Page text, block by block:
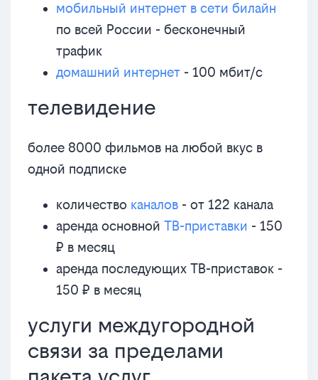
мобильный интернет в сети билайн
по всей России - бесконечный
трафик
домашний интернет - 100 мбит/с
телевидение
более 8000 фильмов на любой вкус в
одной подписке
количество каналов - от 122 канала
аренда основной ТВ-приставки - 150
₽ в месяц
аренда последующих ТВ-приставок -
150 ₽ в месяц
услуги междугородной
связи за пределами